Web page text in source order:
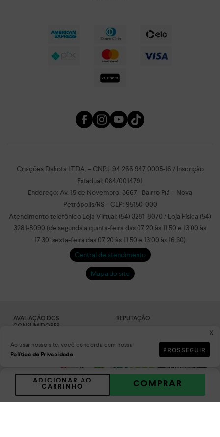
x
Ao usar nosso site, você concorda com nossa
Política de Privacidade.
PROSSEGUIR
ADICIONAR AO
CARRINHO
COMPRAR
Criações Dakota LTDA. – CNPJ: 94.266.947.0005-16 / Inscrição
Estadual: 084/0014791
Endereço: Av. 15 de Novembro, 3667– Bairro Piá – Nova
Petrópolis/RS – CEP: 95150-000
Atendimento telefônico Loja Virtual: (54) 3281-8070 / Loja Física (54)
3281-8090 (de segunda a quinta-feira das 07:20 às 11:50 e 13:00 às
17:30; sexta-feira das 07:20 às 11:50 e 13:00 às 16:30)
Central de atendimento
Mapa do site
AVALIAÇÃO DOS
CONSUMIDORES
REPUTAÇÃO
DADOS
CRIPTOGRAFADOS